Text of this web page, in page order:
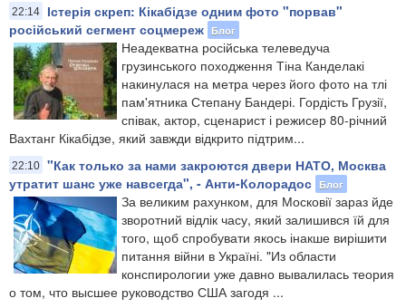
22:14
Істерія скреп: Кікабідзе одним фото "порвав"
російський сегмент соцмереж Блог
Неадекватна російська телеведуча
грузинського походження Тіна Канделакі
накинулася на метра через його фото на тлі
пам'ятника Степану Бандері. Гордість Грузії,
співак, актор, сценарист і режисер 80-річний
Вахтанг Кікабідзе, який завжди відкрито підтрим...
22:10 "Как только за нами закроются двери НАТО, Москва
утратит шанс уже навсегда", - Анти-Колорадос Блог
За великим рахунком, для Московії зараз йде
зворотний відлік часу, який залишився їй для
того, щоб спробувати якось інакше вирішити
питання війни в Україні. "Из области
конспирологии уже давно вывалилась теория
о том, что высшее руководство США загодя ...